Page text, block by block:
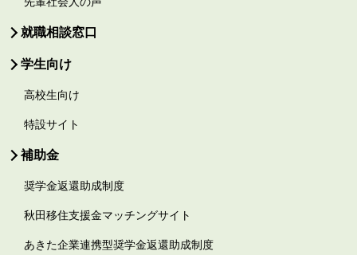
就職相談窓口
学生向け
高校生向け
特設サイト
補助金
奨学金返還助成制度
秋田移住支援金マッチングサイト
あきた企業連携型奨学金返還助成制度